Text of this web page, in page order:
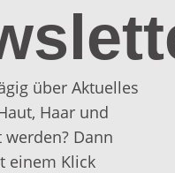
über Aktuelles
Haar und
Dann
einem Klick